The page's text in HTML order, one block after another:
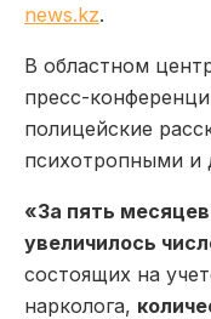
news.kz.
В областном
пресс-
полицейские
психотропными и
«За пять
увеличилось
состоящих на
нарколога,